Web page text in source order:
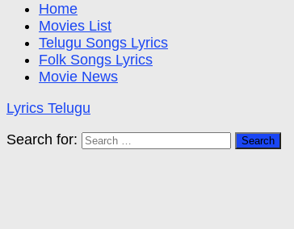
Home
Movies List
Telugu Songs Lyrics
Folk Songs Lyrics
Movie News
Lyrics Telugu
Search for: